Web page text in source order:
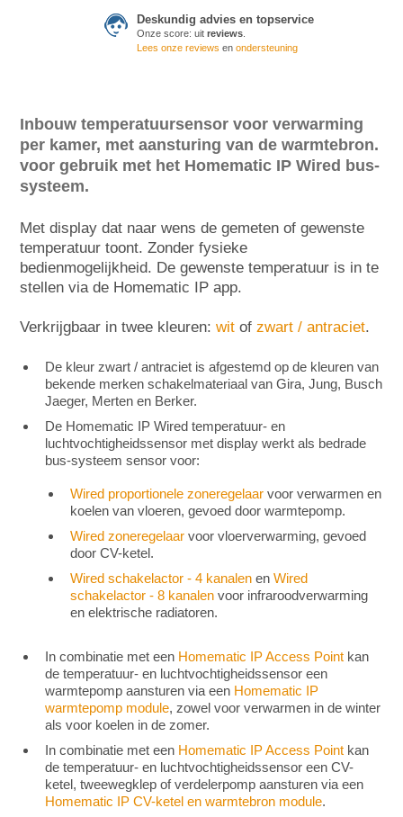
Deskundig advies en topservice
Onze score: uit reviews
Lees onze reviews en ondersteuning
Inbouw temperatuursensor voor verwarming
per kamer, met aansturing van de warmtebron.
voor gebruik met het Homematic IP Wired bus-
systeem.
Met display dat naar wens de gemeten of gewenste
temperatuur toont. Zonder fysieke
bedienmogelijkheid. De gewenste temperatuur is in te
stellen via de Homematic IP app.
Verkrijgbaar in twee kleuren: wit of zwart / antraciet.
De kleur zwart / antraciet is afgestemd op de kleuren van
bekende merken schakelmateriaal van Gira, Jung, Busch
Jaeger, Merten en Berker.
De Homematic IP Wired temperatuur- en
luchtvochtigheidssensor met display werkt als bedrade
bus-systeem sensor voor:
Wired proportionele zoneregelaar voor verwarmen en
koelen van vloeren, gevoed door warmtepomp.
Wired zoneregelaar voor vloerverwarming, gevoed
door CV-ketel.
Wired schakelactor - 4 kanalen en Wired
schakelactor - 8 kanalen voor infraroodverwarming
en elektrische radiatoren.
In combinatie met een Homematic IP Access Point kan
de temperatuur- en luchtvochtigheidssensor een
warmtepomp aansturen via een Homematic IP
warmtepomp module, zowel voor verwarmen in de winter
als voor koelen in de zomer.
In combinatie met een Homematic IP Access Point kan
de temperatuur- en luchtvochtigheidssensor een CV-
ketel, tweewegklep of verdelerpomp aansturen via een
Homematic IP CV-ketel en warmtebron module.